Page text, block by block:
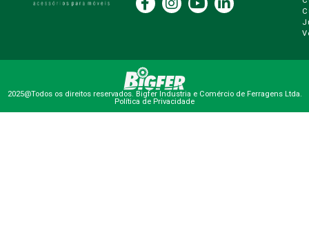
2025@Todos os direitos reservados. Bigfer Industria e Comércio de Ferragens Ltda.
Política de Privacidade